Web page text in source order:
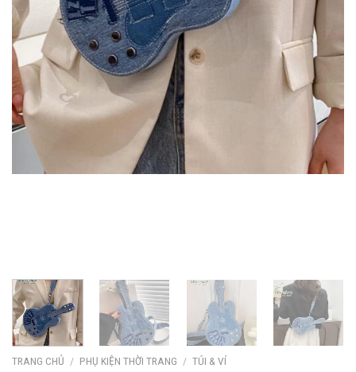
TRANG CHỦ / PHỤ KIỆN THỜI TRANG / TÚI & VÍ